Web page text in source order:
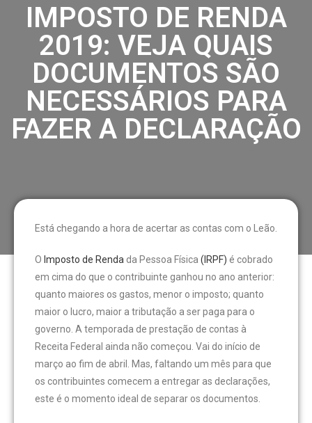
IMPOSTO DE RENDA
2019: VEJA QUAIS
DOCUMENTOS SÃO
NECESSÁRIOS PARA
FAZER A DECLARAÇÃO
Está chegando a hora de acertar as contas com o Leão.
O Imposto de Renda da Pessoa Física (IRPF) é cobrado
em cima do que o contribuinte ganhou no ano anterior:
quanto maiores os gastos, menor o imposto; quanto
maior o lucro, maior a tributação a ser paga para o
governo. A temporada de prestação de contas à
Receita Federal ainda não começou. Vai do início de
março ao fim de abril. Mas, faltando um mês para que
os contribuintes comecem a entregar as declarações,
este é o momento ideal de separar os documentos.